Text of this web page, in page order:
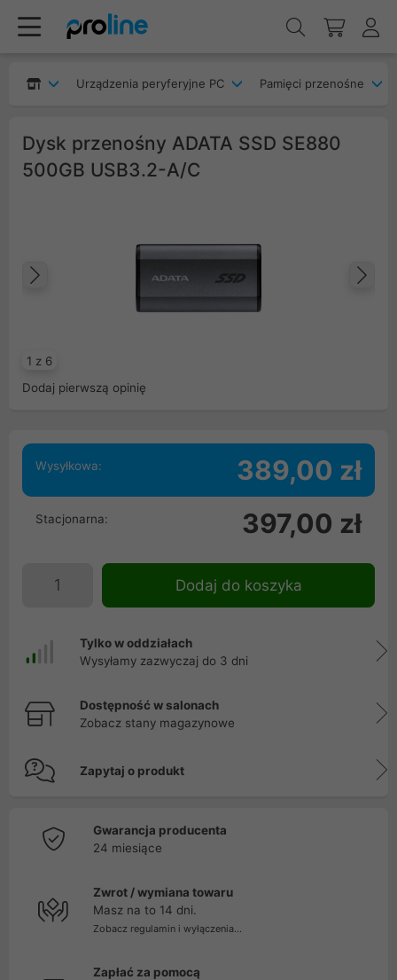
Urządzenia peryferyjne PC Pamięci przenośne
Dysk przenośny ADATA SSD SE880
500GB USB3.2-A/C
1 z 6
Poprzedni
Dodaj pierwszą opinię
Wysyłkowa: 389,00 zł
Stacjonarna: 397,00 zł
Dodaj do koszyka
Tylko w oddziałach
Wysyłamy zazwyczaj do 3 dni
Dostępność w salonach
Zobacz stany magazynowe
Zapytaj o produkt
Gwarancja producenta
24 miesiące
Zwrot / wymiana towaru
Masz na to 14 dni.
Zobacz regulamin i wyłączenia...
Zapłać za pomocą